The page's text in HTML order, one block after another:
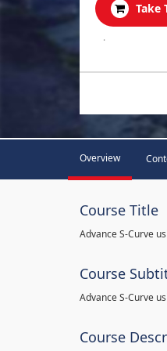
Take
.
Overview
Course Title
Advance S-Curve
Course
Advance S-Curve
Course